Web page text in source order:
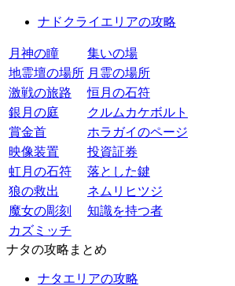
ナドクライエリアの攻略
月神の瞳
集いの場
地霊壇の場所 月霊の場所
激戦の旅路
恒月の石符
銀月の庭
クルムカケボルト
賞金首
ホラガイのページ
映像装置
投資証券
虹月の石符
落とした鍵
狼の救出
ネムリヒツジ
魔女の彫刻
知識を持つ者
カズミッチ
ナタの攻略まとめ
ナタエリアの攻略